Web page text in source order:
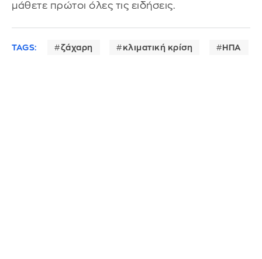
μάθετε πρώτοι όλες τις ειδήσεις.
TAGS: ζάχαρη κλιματική κρίση ΗΠΑ